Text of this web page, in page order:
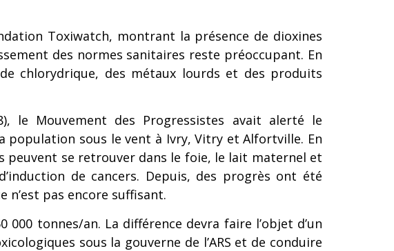
Toxiwatch, montrant la présence de dioxines
des normes sanitaires reste préoccupant. En
chlorydrique, des métaux lourds et des produits
le Mouvement des Progressistes avait alerté le
population sous le vent à Ivry, Vitry et Alfortville. En
peuvent se retrouver dans le foie, le lait maternel et
de cancers. Depuis, des progrès ont été
pas encore suffisant.
tonnes/an. La différence devra faire l’objet d’un
sous la gouverne de l’ARS et de conduire